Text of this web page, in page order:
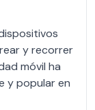
y recorrer
móvil ha
y popular en